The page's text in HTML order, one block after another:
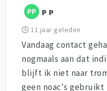
P P
11 jaar geleden
Vandaag contact
nogmaals aan dat
blijft ik niet naar
geen noac's